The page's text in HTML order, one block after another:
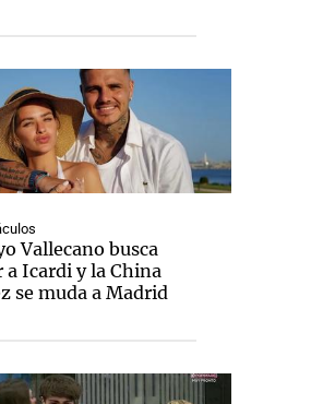
Vallecano busca
a Icardi y la China
se muda a Madrid
Notas